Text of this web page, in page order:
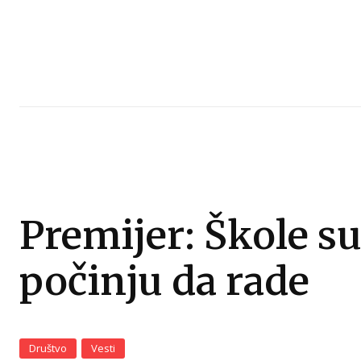
Premijer: Škole
počinju da rade
Društvo Vesti